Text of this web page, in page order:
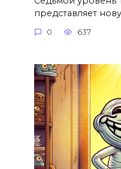
представляет
0 637